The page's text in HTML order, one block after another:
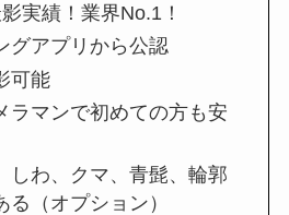
実績！業界No.1！
グアプリから公認
可能
ラマンで初めての方も安
しわ、クマ、青髭、輪郭
（オプション）